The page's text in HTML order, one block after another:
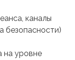
каналы
безопасности)
на уровне